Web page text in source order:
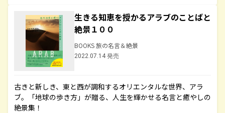
生きる知恵を授かるアラブのことばと
絶景１００
BOOKS 旅の名言＆絶景
2022.07.14 発売
古きと新しき、東と西が調和するオリエンタルな世界、アラ
ブ。「地球の歩き方」が贈る、人生を輝かせる名言と癒やしの
絶景集！